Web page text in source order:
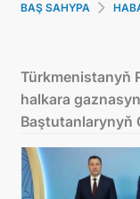
BAŞ SAHYPA
Türkmenistanyň
halkara
Baştutanlarynyň